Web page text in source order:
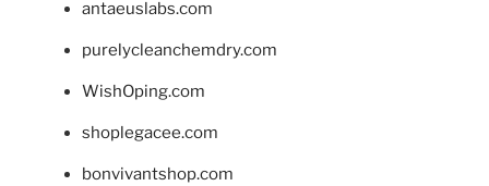
antaeuslabs.com
purelycleanchemdry.com
WishOping.com
shoplegacee.com
bonvivantshop.com